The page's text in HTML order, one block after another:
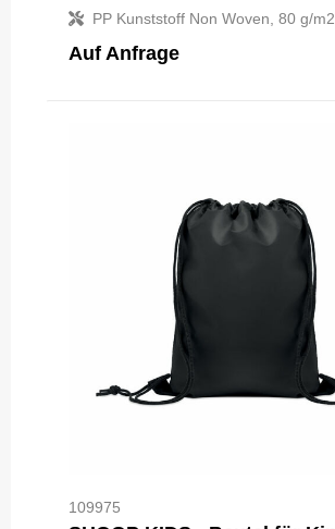
PP Kunststoff Non Woven, 80 g/m2
Auf Anfrage
109975